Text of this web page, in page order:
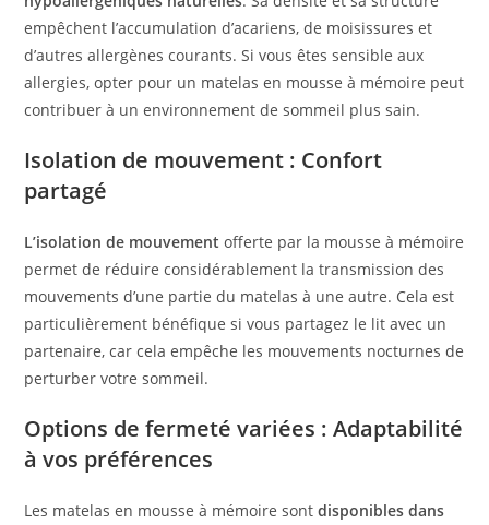
empêchent l’accumulation d’acariens, de moisissures et
d’autres allergènes courants. Si vous êtes sensible aux
allergies, opter pour un matelas en mousse à mémoire peut
contribuer à un environnement de sommeil plus sain.
Isolation de mouvement : Confort
partagé
L’isolation de mouvement offerte par la mousse à mémoire
permet de réduire considérablement la transmission des
mouvements d’une partie du matelas à une autre. Cela est
particulièrement bénéfique si vous partagez le lit avec un
partenaire, car cela empêche les mouvements nocturnes de
perturber votre sommeil.
Options de fermeté variées : Adaptabilité
à vos préférences
Les matelas en mousse à mémoire sontdisponibles dans